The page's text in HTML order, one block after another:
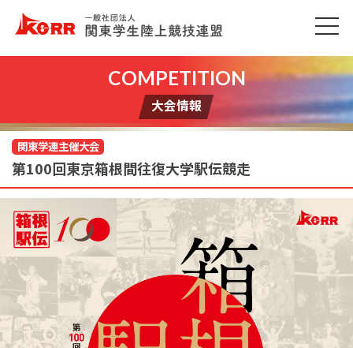
大会情報
関東学連主催大会
第100回東京箱根間往復大学駅伝競走